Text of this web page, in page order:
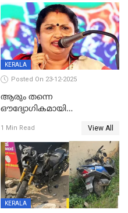
KERALA
Posted On 23-12-2025
ആരും തന്നെ
ഔദ്യോഗികമായി
കണ്ടെത്താൻ ഇന്ന് കോർ
കമ്മിറ്റി കൂടിയില്ല';
അതൃപ്തിയുമായി ദീപ്തി മേരി
വർഗീസ്
1 Min Read View All
KERALA